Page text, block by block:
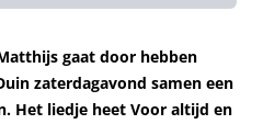
gaat door hebben
zaterdagavond samen een
Het liedje heet Voor altijd en